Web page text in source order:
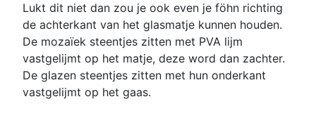
Lukt dit niet dan zou je ook even je föhn richting
de achterkant van het glasmatje kunnen houden.
De mozaïek steentjes zitten met PVA lijm
vastgelijmt op het matje, deze word dan zachter.
De glazen steentjes zitten met hun onderkant
vastgelijmt op het gaas.